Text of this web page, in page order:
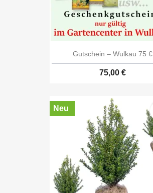
Gutschein – Wulkau 75 €
75,00 €
Neu